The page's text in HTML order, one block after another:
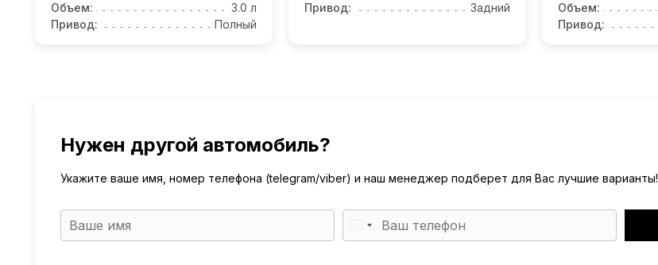
Объем:
3.0 л
Привод:
Полный
Привод:
Задний
Объем:
Привод:
Нужен другой автомобиль?
Укажите ваше имя, номер телефона (telegram/viber) и наш менеджер подберет для Вас лучшие варианты!